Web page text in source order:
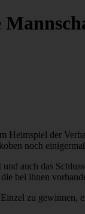
der
noch
auch das
bei ihnen
zu